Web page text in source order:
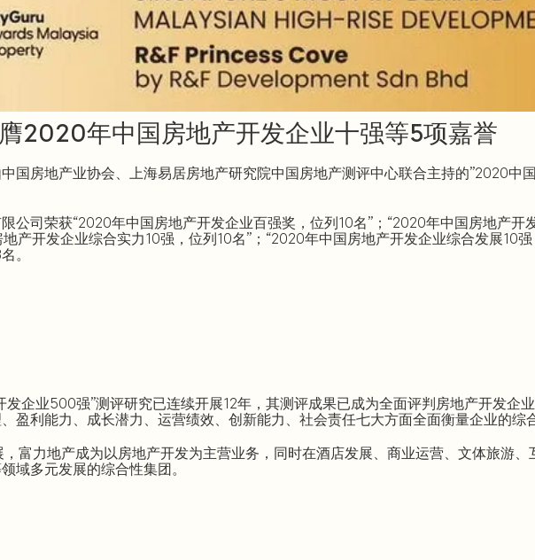
2020年中国房地产开发企业十强等5项嘉誉
国房地产业协会、上海易居房地产研究院中国房地产测评中心联合主持的”2020中
公司荣获“2020年中国房地产开发企业百强奖，位列10名”；“2020年中国房地产开
产开发企业综合实力10强，位列10名”；“2020年中国房地产开发企业综合发展10
。
发企业500强”测评研究已连续开展12年，其测评成果已成为全面评判房地产开发企
盈利能力、成长潜力、运营绩效、创新能力、社会责任七大方面全面衡量企业的综
富力地产成为以房地产开发为主营业务，同时在酒店发展、商业运营、文体旅游
域多元发展的综合性集团。